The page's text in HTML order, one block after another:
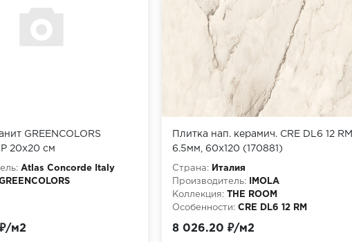
GREENCOLORS
20x20 см
Atlas Concorde Italy
м2
Плитка нап. керамич. CRE DL6 12 RM,
6.5мм, 60x120 (170881)
Страна:
Италия
Производитель:
IMOLA
Коллекция:
THE ROOM
Особенности: CRE DL6 12 RM
8 026.20 ₽/м2